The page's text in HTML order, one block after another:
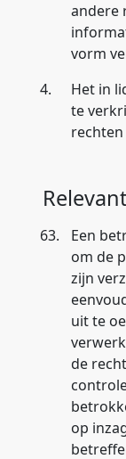
andere
vorm
4.
Het in
te
63.
Een
om de
zijn
uit te
de
op